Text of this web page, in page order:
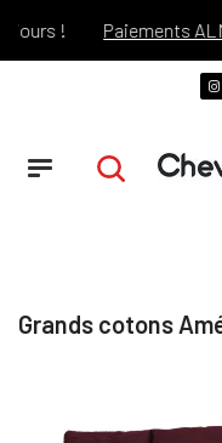
! Paiements
Grands cotons